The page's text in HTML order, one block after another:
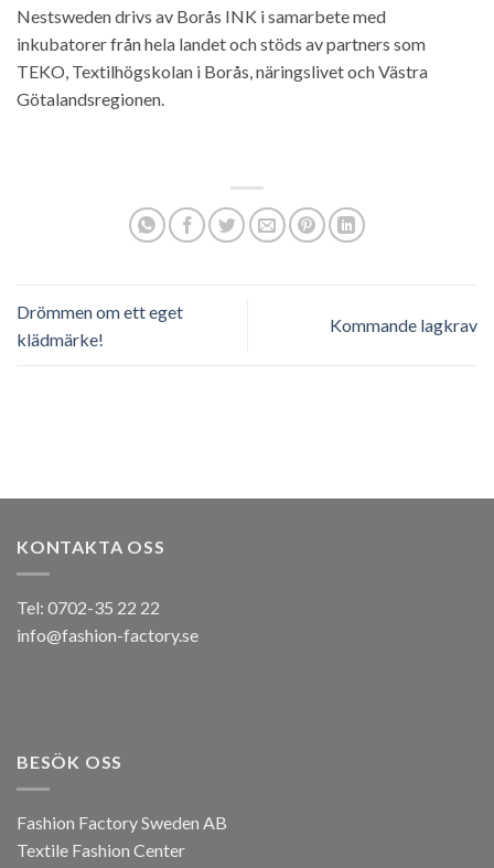
Nestsweden drivs av Borås INK i samarbete med
inkubatorer från hela landet och stöds av partners som
TEKO, Textilhögskolan i Borås, näringslivet och Västra
Götalandsregionen.
Drömmen om ett eget
klädmärke!
Kommande lagkrav
KONTAKTA OSS
Tel: 0702-35 22 22
info@fashion-factory.se
BESÖK OSS
Fashion Factory Sweden AB
Textile Fashion Center